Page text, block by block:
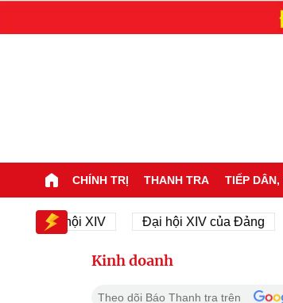
CHÍNH TRỊ THANH TRA TIẾP DÂN,
Đại hội XIV Đại hội XIV của Đảng
Kinh doanh
Theo dõi Báo Thanh tra trên